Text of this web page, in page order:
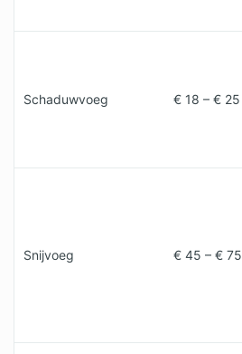
Schaduwvoeg € 18 – € 25
Snijvoeg € 45 – € 75